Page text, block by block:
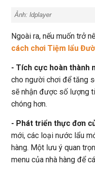
Ảnh: ldplayer
Ngoài ra, nếu muốn trở
cách chơi Tiệm lẩu
- Tích cực hoàn thành
cho người chơi để tăng
sẽ nhận được số lượng
chóng hơn.
- Phát triển thực đơn
mới, các loại nước lẩu
hàng. Một lưu ý quan
menu của nhà hàng để